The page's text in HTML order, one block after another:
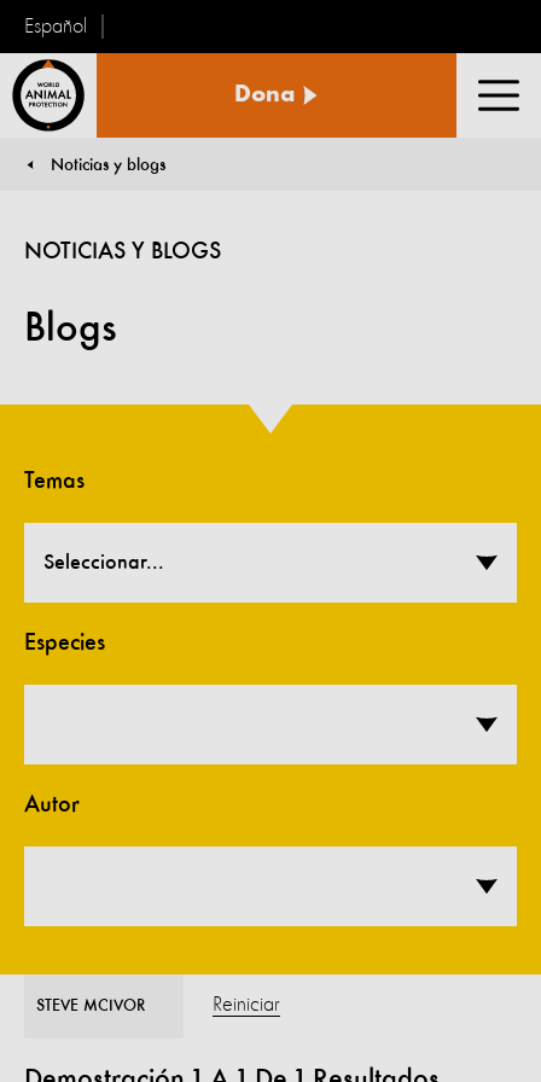
Español
Animal
Dona
Noticias y blogs
Blogs
NOTICIAS Y BLOGS
Temas
Seleccionar...
Especies
Autor
STEVE MCIVOR Reiniciar